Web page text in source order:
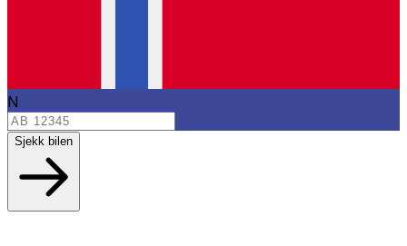
N
Sjekk bilen